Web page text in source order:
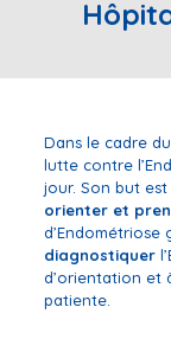
Dans le cadre
lutte contre
jour. Son but est
orienter et
diagnostiquer
d’orientation et
patiente.